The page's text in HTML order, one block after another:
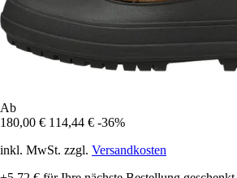
Ab
180,00 € 114,44 € -36%
inkl. MwSt. zzgl. Versandkosten